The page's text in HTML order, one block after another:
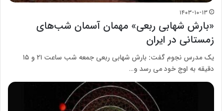
۱۴۰۳-۱۰-۱۳
«بارش شهابی ربعی» مهمان آسمان شب‌های
زمستانی در ایران
یک مدرس نجوم گفت: بارش شهابی ربعی جمعه شب ساعت ۲۱ و ۱۵
دقیقه به اوج خود می رسد و…